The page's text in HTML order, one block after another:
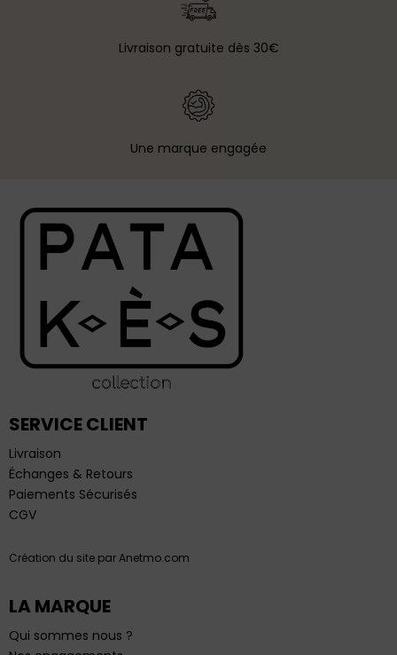
Livraison gratuite dès 30€
Une marque engagée
SERVICE CLIENT
Livraison
Échanges & Retours
Paiements Sécurisés
CGV
Création du site par Anetmo.com
LA MARQUE
Qui sommes nous ?